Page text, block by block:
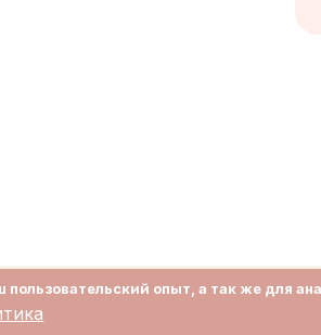
опыт, а так же для